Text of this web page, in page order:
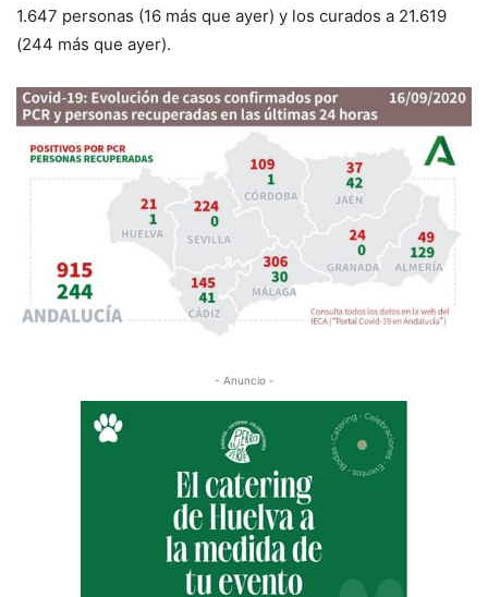
1.647 personas (16 más que ayer) y los curados a 21.619
(244 más que ayer).
- Anuncio -